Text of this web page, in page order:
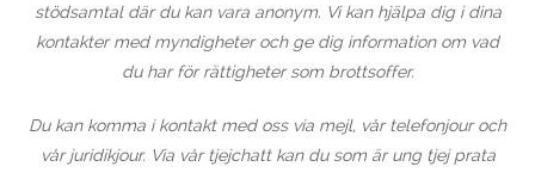
stödsamtal där du kan vara anonym. Vi kan hjälpa dig i dina
kontakter med myndigheter och ge dig information om vad
du har för rättigheter som brottsoffer.
Du kan komma i kontakt med oss via mejl, vårtelefonjouroch
vårjuridikjour. Via vårtjejchattkan du som är ung tjej prata